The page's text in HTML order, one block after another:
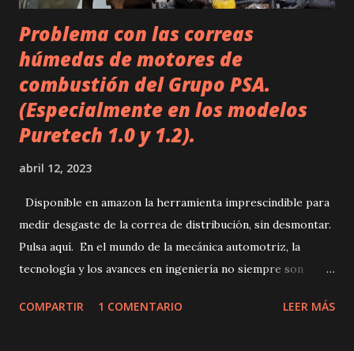
Problema con las correas
húmedas de motores de
combustión del Grupo PSA.
(Especialmente en los modelos
Puretech 1.0 y 1.2).
abril 12, 2023
Disponible en amazon la herramienta imprescindible para
medir desgaste de la correa de distribución, sin desmontar.
Pulsa aquí. En el mundo de la mecánica automotriz, la
tecnología y los avances en ingeniería no siempre son
recurrente que afecta a muchos vehículos: las correas de
COMPARTIR 1 COMENTARIO LEER MÁS